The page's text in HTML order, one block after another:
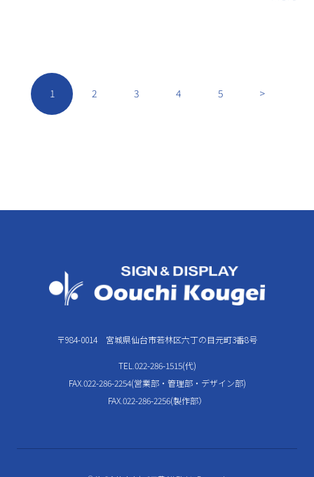
1 2 3 4 5 >
〒984-0014 宮城県仙台市若林区六丁の目元町3番8号
TEL.022-286-1515(代)
FAX.022-286-2254(営業部・管理部・デザイン部)
FAX.022-286-2256(製作部）